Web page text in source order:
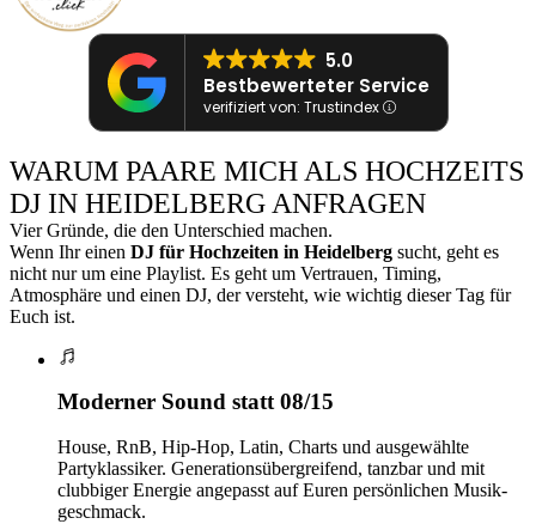
5.0
Bestbewerteter Service
verifiziert von: Trustindex
WARUM PAARE MICH ALS HOCHZEITS
DJ IN HEIDELBERG ANFRAGEN
Vier Gründe, die den Unterschied machen.
Wenn Ihr einen DJ für Hochzeiten in Heidelberg sucht, geht es
nicht nur um eine Playlist. Es geht um Vertrauen, Timing,
Atmosphäre und einen DJ, der versteht, wie wichtig dieser Tag für
Euch ist.
Moderner Sound statt 08/15
House, RnB, Hip-Hop, Latin, Charts und ausgewählte
Partyklassiker. Generations­übergreifend, tanzbar und mit
clubbiger Energie angepasst auf Euren persönlichen Musik­
geschmack.